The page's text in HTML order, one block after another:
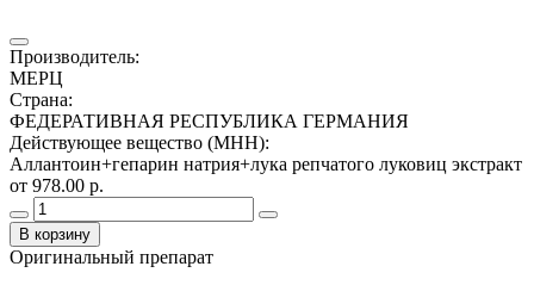
Производитель:
МЕРЦ
Страна:
ФЕДЕРАТИВНАЯ РЕСПУБЛИКА ГЕРМАНИЯ
Действующее вещество (МНН):
Аллантоин+гепарин натрия+лука репчатого луковиц экстракт
от 978.00 р.
В корзину
Оригинальный препарат